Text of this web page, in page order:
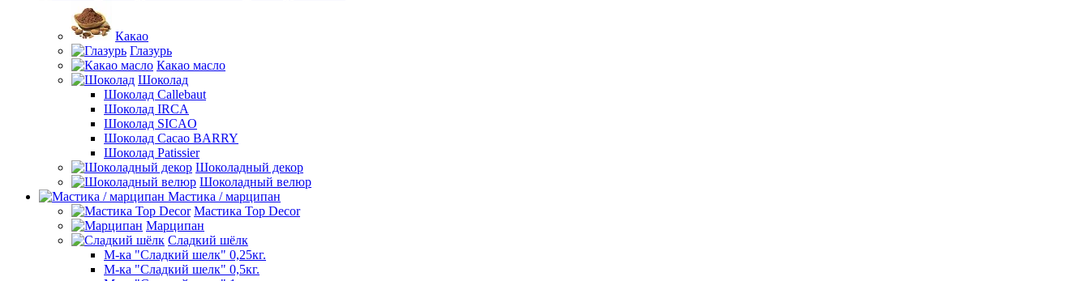
Какао
Глазурь
Какао масло
Шоколад
Шоколад Callebaut
Шоколад IRCA
Шоколад SICAO
Шоколад Cacao BARRY
Шоколад Patissier
Шоколадный декор
Шоколадный велюр
Мастика / марципан
Мастика Top Decor
Марципан
Сладкий шёлк
М-ка "Сладкий шелк" 0,25кг.
М-ка "Сладкий шелк" 0,5кг.